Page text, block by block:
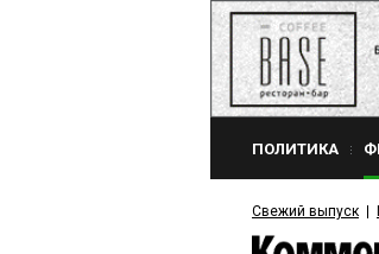
ПОЛИТИКА
Свежий выпуск